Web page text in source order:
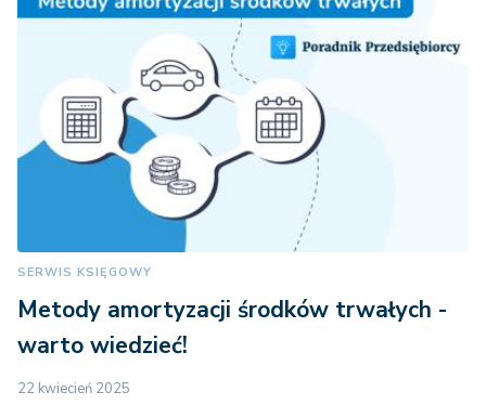
SERWIS KSIĘGOWY
Metody amortyzacji środków trwałych -
warto wiedzieć!
22 kwiecień 2025